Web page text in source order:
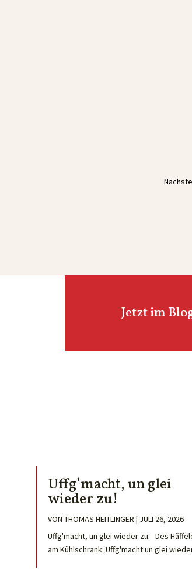
Jetzt im
Uffg’macht, un glei
wieder zu!
VON THOMAS HEITLINGER | JULI 26, 2026
Uffg'macht, un glei wieder zu. Des
am Kühlschrank: Uffg'macht un glei